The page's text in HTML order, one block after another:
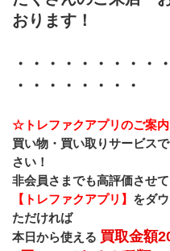
おります！
・・・・・・・・・
・・・・・・・・
☆トレファクアプリのご案
買い物・買い取りサービス
さい！
非会員さまでも高評価させて
【トレファクアプリ】 をダ
ただければ
本日から使える 買取金額